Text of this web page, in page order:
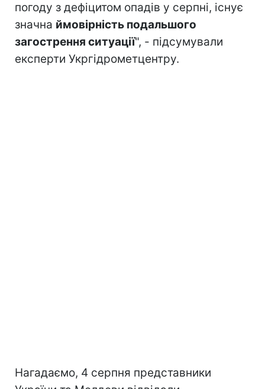
погоду з дефіцитом опадів у серпні, існує
значна ймовірність подальшого
загострення ситуації", - підсумували
експерти Укргідрометцентру.
Нагадаємо, 4 серпня представники